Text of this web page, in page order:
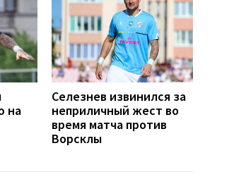
на
Селезнев извинился за
неприличный жест во
время матча против
Ворсклы